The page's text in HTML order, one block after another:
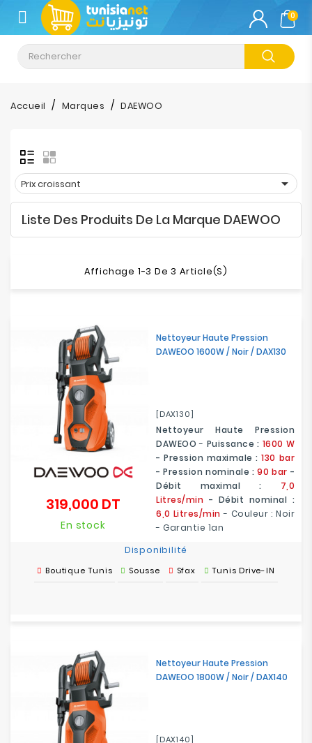
CATÉGORIE
Climatisation
Informatique
&
Tablette
Impression
Electroménager
Bureautique
Sécurité
Mobilités
0
Accueil Marques DAEWOO
Prix croissant 
Liste Des Produits De La Marque DAEWOO
Affichage 1-3 De 3 Article(s)
Nettoyeur Haute Pression
DAWEOO 1600W / Noir / DAX130
[DAX130]
Nettoyeur Haute Pression
DAWEOO - Puissance : 1600 W
- Pression maximale :130 bar
- Pression nominale :90 bar -
Débit maximal : 7,0
Litres/min - Débit nominal :
6,0 Litres/min - Couleur : Noir
- Garantie 1an
319,000 DT
En stock
Disponibilité
Boutique Tunis Sousse Sfax Tunis Drive-IN
Nettoyeur Haute Pression
DAWEOO 1800W / Noir / DAX140
[DAX140]